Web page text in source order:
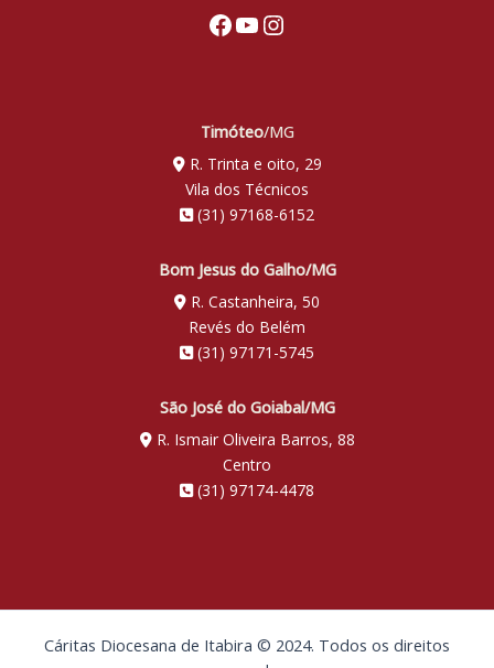
Facebook
Youtube
Instagram
Timóteo/MG
R. Trinta e oito, 29
Vila dos Técnicos
(31) 97168-6152
Bom Jesus do Galho/MG
R. Castanheira, 50
Revés do Belém
(31) 97171-5745
São José do Goiabal/MG
R. Ismair Oliveira Barros, 88
Centro
(31) 97174-4478
Cáritas Diocesana de Itabira © 2024. Todos os direitos